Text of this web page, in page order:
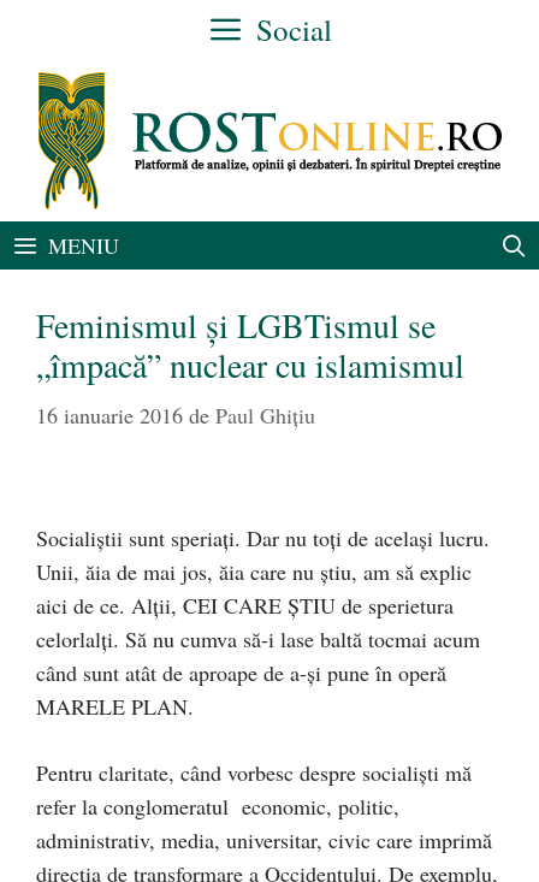
conținut
Social
MENIU
Feminismul şi LGBTismul se
„împacă” nuclear cu islamismul
16 ianuarie 2016 de Paul Ghițiu
Socialiştii sunt speriaţi. Dar nu toţi de acelaşi lucru.
Unii, ăia de mai jos, ăia care nu ştiu, am să explic
aici de ce. Alţii, CEI CARE ŞTIU de sperietura
celorlalţi. Să nu cumva să-i lase baltă tocmai acum
când sunt atât de aproape de a-şi pune în operă
MARELE PLAN.
Pentru claritate, când vorbesc despre socialişti mă
refer la conglomeratul economic, politic,
administrativ, media, universitar, civic care imprimă
direcţia de transformare a Occidentului. De exemplu,